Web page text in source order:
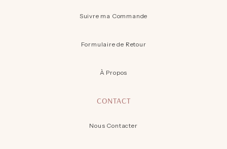
Suivre ma Commande
Formulaire de Retour
À Propos
CONTACT
Nous Contacter